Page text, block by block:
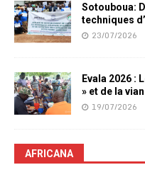
Sotouboua:
techniques
23/07/2026
Evala 2026 :
» et de la
19/07/2026
AFRICANA